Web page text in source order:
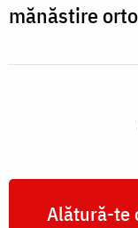
mănăstire
Alătură-te